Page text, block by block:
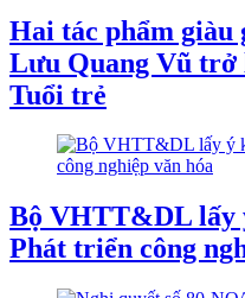
Hai tác phẩm giàu
Lưu Quang Vũ trở
Tuổi trẻ
Bộ VHTT&DL lấy
Phát triển công